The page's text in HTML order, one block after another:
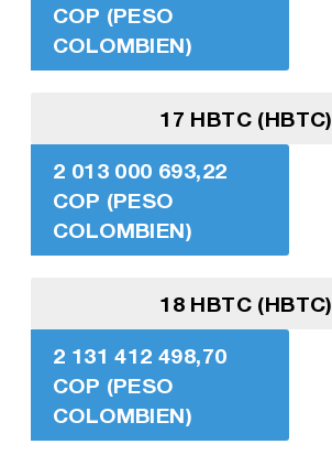
COP (PESO
COLOMBIEN)
17 HBTC (HBTC)
2 013 000 693,22
COP (PESO
COLOMBIEN)
18 HBTC (HBTC)
2 131 412 498,70
COP (PESO
COLOMBIEN)